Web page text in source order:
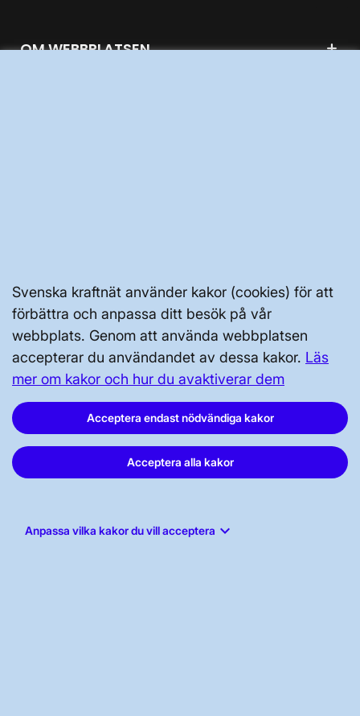
Svenska kraftnät använder kakor (cookies) för att
förbättra och anpassa ditt besök på vår
webbplats. Genom att använda webbplatsen
accepterar du användandet av dessa kakor. Läs
mer om kakor och hur du avaktiverar dem
Acceptera endast nödvändiga kakor
Acceptera alla kakor
Anpassa vilka kakor du vill acceptera keyboard_arrow_down
OM WEBBPLATSEN
Svenska kraftnät, Box 1200, 172 24
Sundbyberg
E-post:registrator@svk.se
Vår dataskyddspolicy
Tillgänglighetsredogörelse